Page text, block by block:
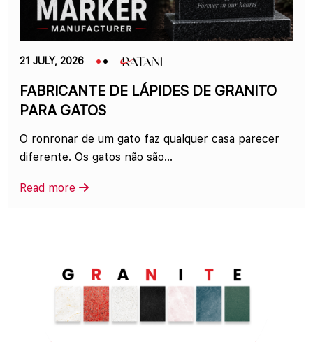
21 JULY, 2026
FABRICANTE DE LÁPIDES DE GRANITO
PARA GATOS
O ronronar de um gato faz qualquer casa parecer
diferente. Os gatos não são...
Read more